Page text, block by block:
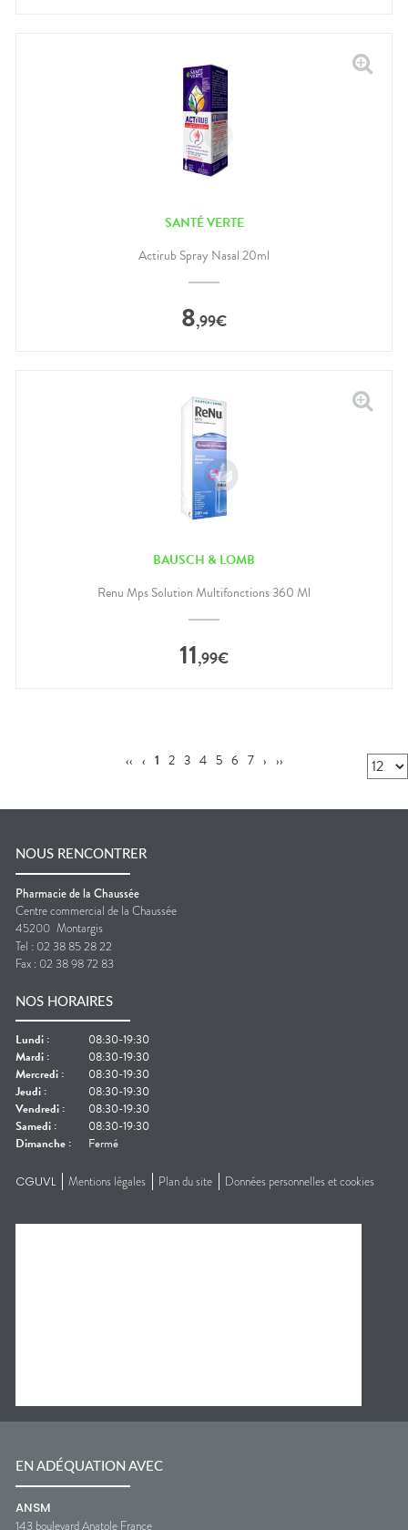
SANTÉ VERTE
Actirub Spray Nasal 20ml
8,99€
BAUSCH & LOMB
Renu Mps Solution Multifonctions 360 Ml
11,99€
‹‹ ‹ 1 2 3 4 5 6 7 › ››
NOUS RENCONTRER
Pharmacie de la Chaussée
Centre commercial de la Chaussée
45200 Montargis
Tel : 02 38 85 28 22
Fax : 02 38 98 72 83
NOS HORAIRES
Lundi :
08:30-19:30
Mardi :
08:30-19:30
Mercredi :
08:30-19:30
Jeudi :
08:30-19:30
Vendredi :
08:30-19:30
Samedi :
08:30-19:30
Dimanche : Fermé
CGUVL Mentions légales Plan du site Données personnelles et cookies
EN ADÉQUATION AVEC
ANSM
143 boulevard Anatole France